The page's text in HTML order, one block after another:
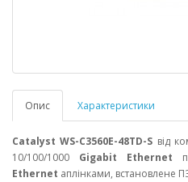
Опис Характеристики
Catalyst WS-C3560E-48TD-S від
10/100/1000 Gigabit Ethernet
Ethernet аплінками, встановлене